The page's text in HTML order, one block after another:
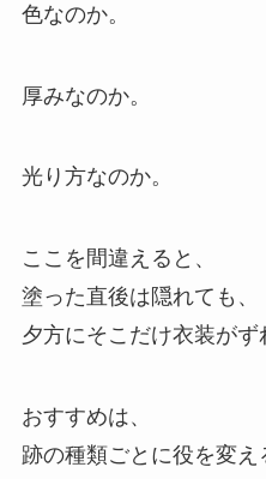
色なのか。
厚みなのか。
光り方なのか。
ここを間違えると、
塗った直後は隠れても、
夕方にそこだけ衣装がず
おすすめは、
跡の種類ごとに役を変え